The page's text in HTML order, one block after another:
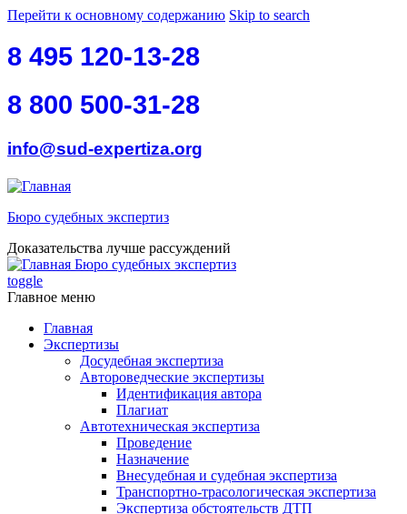
Перейти к основному содержанию Skip to search
8 495 120-13-28
8 800 500-31-28
info@sud-expertiza.org
Бюро судебных экспертиз
Доказательства лучше рассуждений
Бюро судебных экспертиз
toggle
Главное меню
Главная
Экспертизы
Досудебная экспертиза
Автороведческие экспертизы
Идентификация автора
Плагиат
Автотехническая экспертиза
Проведение
Назначение
Внесудебная и судебная экспертиза
Транспортно-трасологическая экспертиза
Экспертиза обстоятельств ДТП